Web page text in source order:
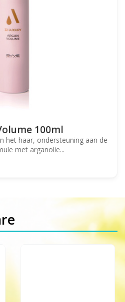
100ml
het haar, ondersteuning aan de
met arganolie...